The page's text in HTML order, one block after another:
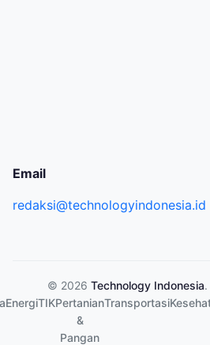
Email
redaksi@technologyindonesia.id
© 2026 Technology Indonesia
EnergiTIKPertanian
&
Pangan
Transportasi